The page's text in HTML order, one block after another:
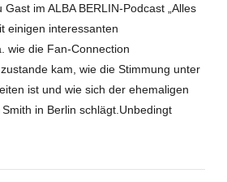
im ALBA BERLIN-Podcast „Alles
einigen interessanten
wie die Fan-Connection
kam, wie die Stimmung unter
ist und wie sich der ehemaligen
in Berlin schlägt.Unbedingt